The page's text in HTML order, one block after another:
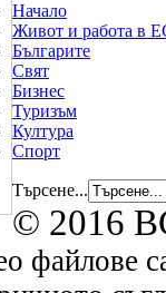
Начало
Живот и работа в
Българите
Свят
Бизнес
Туризъм
Култура
Спорт
Търсене...
© 2016
файлове